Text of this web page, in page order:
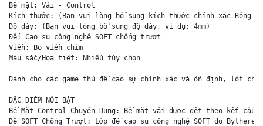
Bề mặt: Vải - Control
Kích thước: (Bạn vui lòng bổ sung kích thước chính xác Rộng x
Độ dày: (Bạn vui lòng bổ sung độ dày, ví dụ: 4mm)
Đế: Cao su công nghệ SOFT chống trượt
Viền: Bo viền chìm
Màu sắc/Họa tiết: Nhiều tùy chọn
Dành cho các game thủ đề cao sự chính xác và ổn định, lót
ĐẶC ĐIỂM NỔI BẬT
Bề Mặt Control Chuyên Dụng: Bề mặt vải được dệt theo kết
Đế SOFT Chống Trượt: Lớp đế cao su công nghệ SOFT do